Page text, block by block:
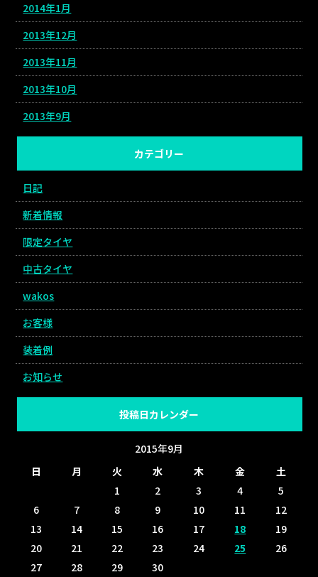
2014年1月
2013年12月
2013年11月
2013年10月
2013年9月
カテゴリー
日記
新着情報
限定タイヤ
中古タイヤ
wakos
お客様
装着例
お知らせ
投稿日カレンダー
2015年9月
日
月 火 水 木 金
土
1
2 3 4
5
6
7 8 9 10 11
12
13
14 15 16 17 18
19
20
21 22 23 24 25
26
27
28 29 30